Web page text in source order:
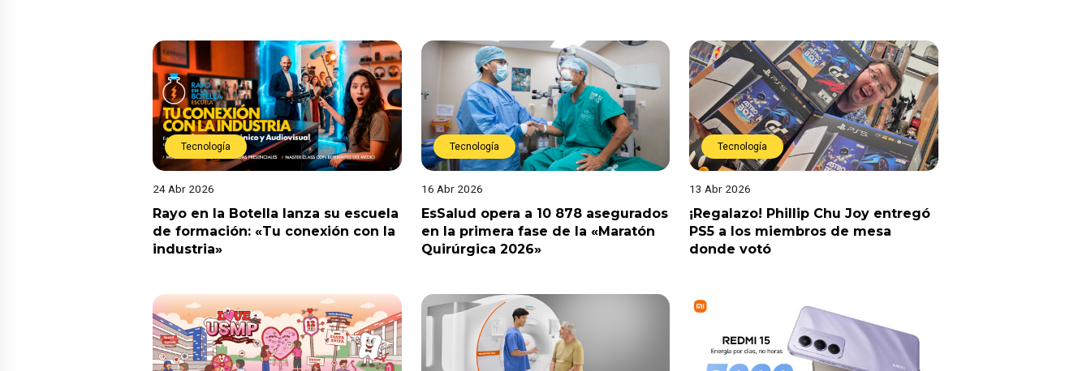
Tecnología
24 Abr 2026
Rayo en la Botella lanza su escuela
de formación: «Tu conexión con la
industria»
Tecnología
16 Abr 2026
EsSalud opera a 10 878 asegurados
en la primera fase de la «Maratón
Quirúrgica 2026»
Tecnología
13 Abr 2026
¡Regalazo! Phillip Chu Joy entregó
PS5 a los miembros de mesa
donde votó